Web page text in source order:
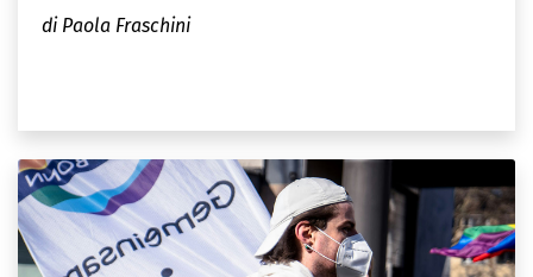
di Paola Fraschini